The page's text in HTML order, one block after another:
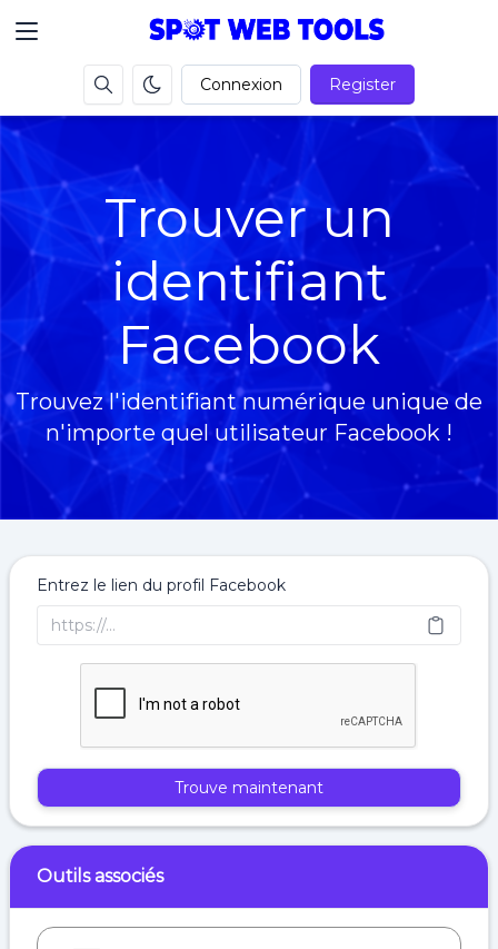
Connexion Register
Trouver un
identifiant
Facebook
Trouvez l'identifiant numérique unique de
n'importe quel utilisateur Facebook !
Entrez le lien du profil Facebook
Trouve maintenant
Outils associés